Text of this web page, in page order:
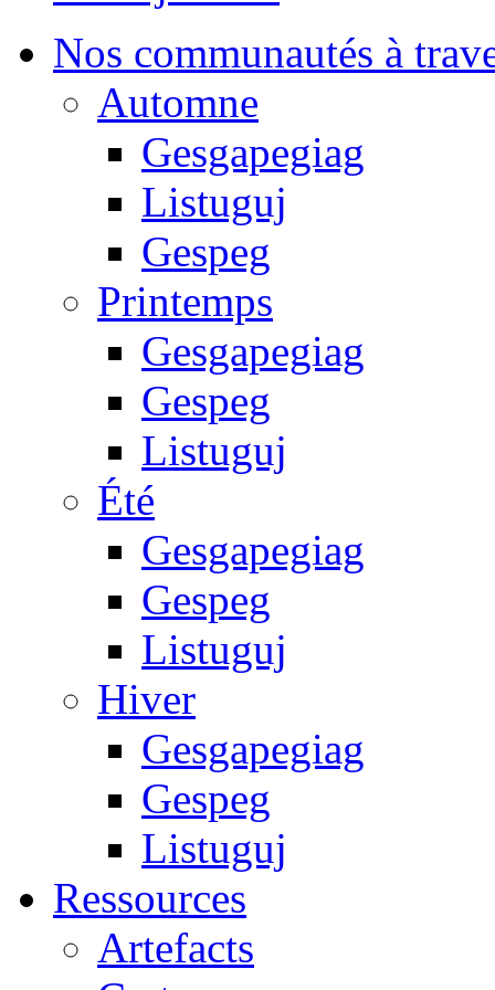
Nos communautés à
Automne
Gesgapegiag
Listuguj
Gespeg
Printemps
Gesgapegiag
Gespeg
Listuguj
Été
Gesgapegiag
Gespeg
Listuguj
Hiver
Gesgapegiag
Gespeg
Listuguj
Ressources
Artefacts